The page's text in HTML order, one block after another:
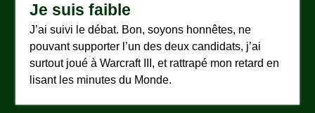
Je suis faible
J’ai suivi le débat. Bon, soyons honnêtes, ne
pouvant supporter l’un des deux candidats, j’ai
surtout joué à Warcraft III, et rattrapé mon retard en
lisant les minutes du Monde.